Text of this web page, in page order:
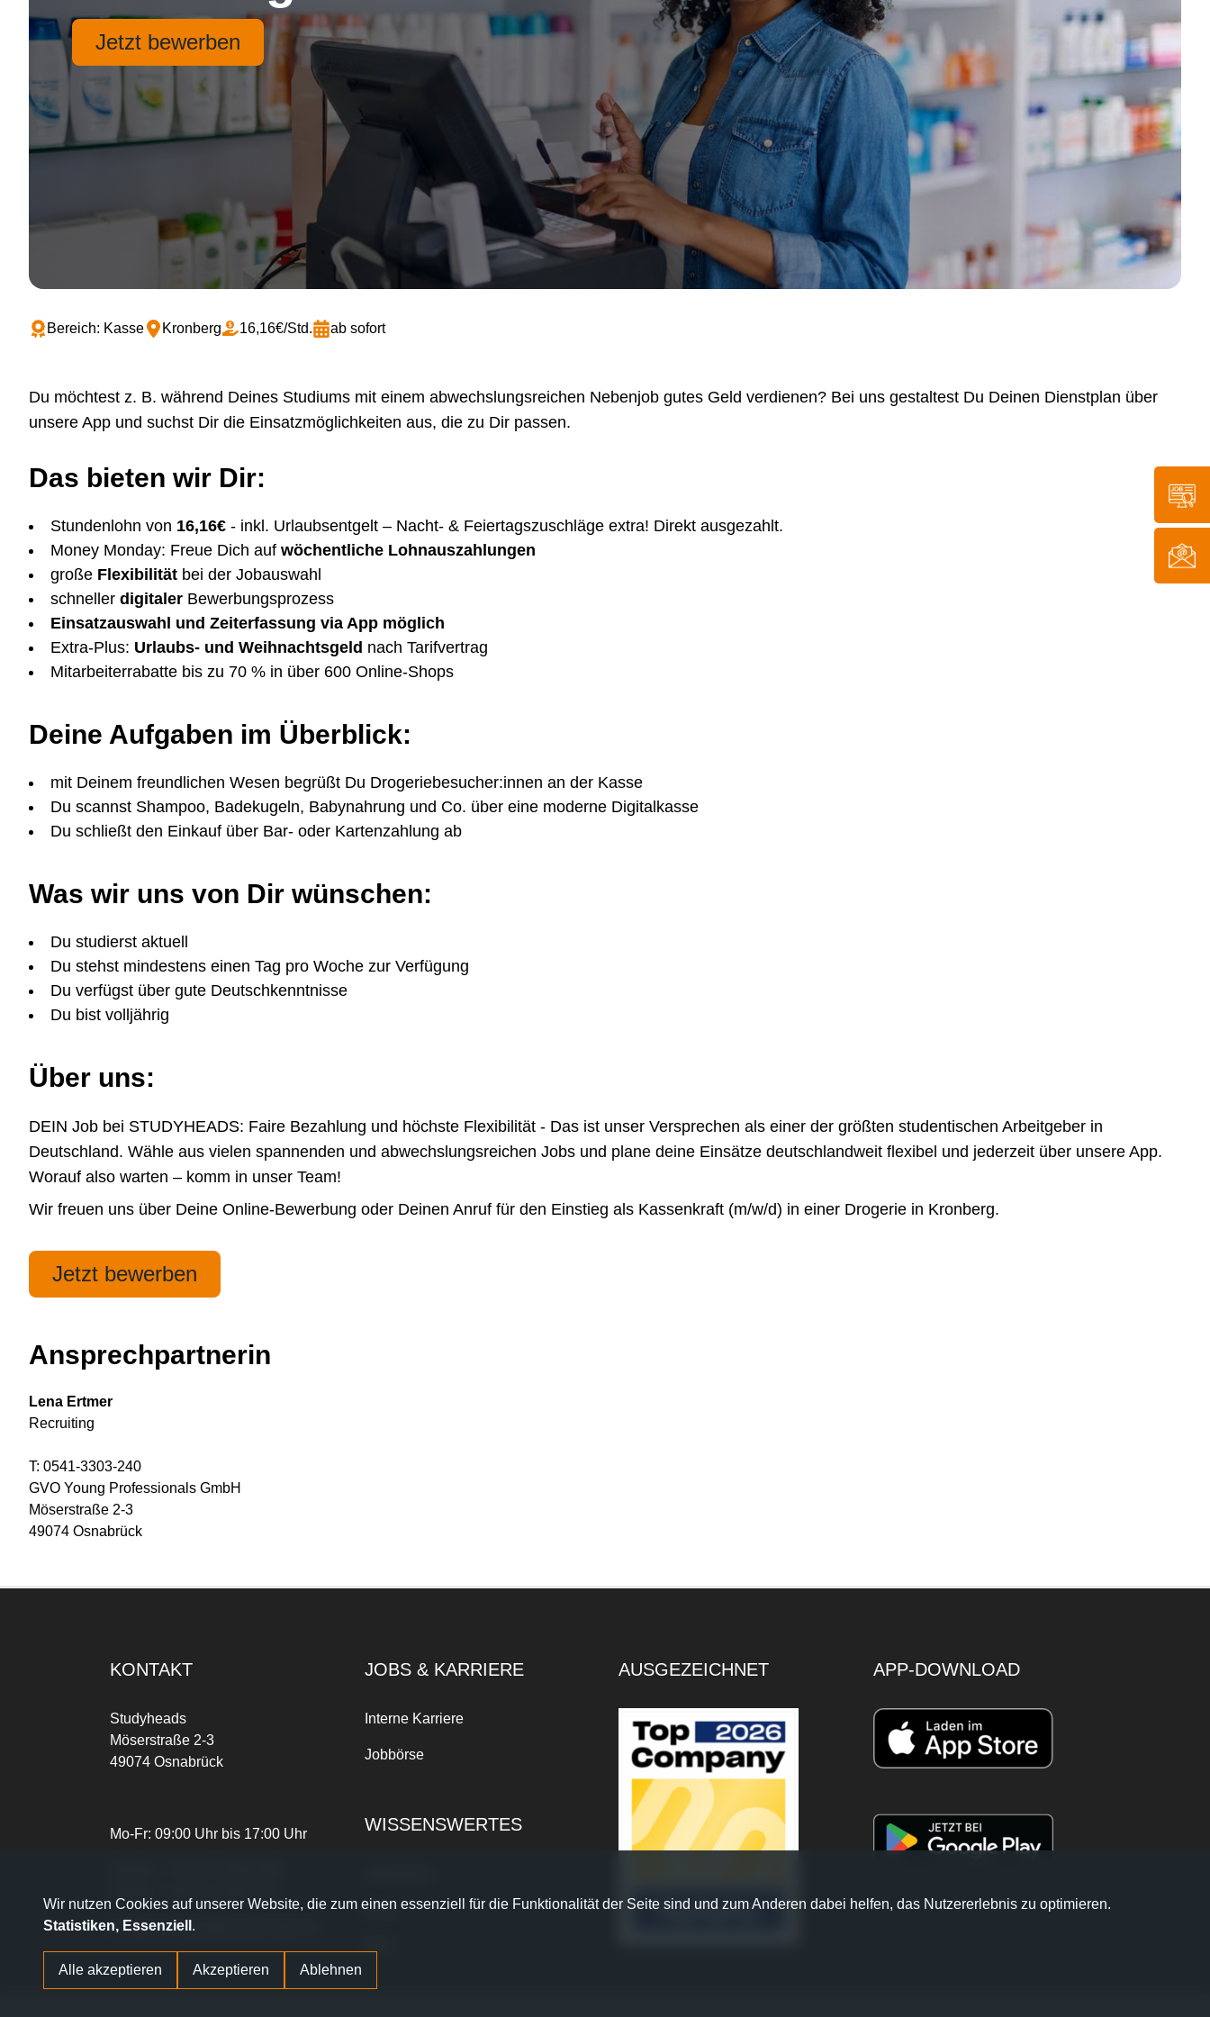
Jetzt bewerben
Kronberg
Bereich: Kasse 16,16€/Std. ab sofort
Du möchtest z. B. während Deines Studiums mit einem abwechslungsreichen Nebenjob gutes Geld verdienen? Bei uns gestaltest Du Deinen Dienstplan über
unsere App und suchst Dir die Einsatzmöglichkeiten aus, die zu Dir passen.
Das bieten wir Dir:
Stundenlohn von 16,16€ - inkl. Urlaubsentgelt – Nacht- & Feiertagszuschläge extra! Direkt ausgezahlt.
Money Monday: Freue Dich auf wöchentliche Lohnauszahlungen
große Flexibilität bei der Jobauswahl
schneller digitaler Bewerbungsprozess
Einsatzauswahl und Zeiterfassung via App möglich
Extra-Plus: Urlaubs- und Weihnachtsgeld nach Tarifvertrag
Mitarbeiterrabatte bis zu 70 % in über 600 Online-Shops
Deine Aufgaben im Überblick:
mit Deinem freundlichen Wesen begrüßt Du Drogeriebesucher:innen an der Kasse
Du scannst Shampoo, Badekugeln, Babynahrung und Co. über eine moderne Digitalkasse
Du schließt den Einkauf über Bar- oder Kartenzahlung ab
Was wir uns von Dir wünschen:
Du studierst aktuell
Du stehst mindestens einen Tag pro Woche zur Verfügung
Du verfügst über gute Deutschkenntnisse
Du bist volljährig
Über uns:
DEIN Job bei STUDYHEADS: Faire Bezahlung und höchste Flexibilität - Das ist unser Versprechen als einer der größten studentischen Arbeitgeber in
Deutschland. Wähle aus vielen spannenden und abwechslungsreichen Jobs und plane deine Einsätze deutschlandweit flexibel und jederzeit über unsere App.
Worauf also warten – komm in unser Team!
Wir freuen uns über Deine Online-Bewerbung oder Deinen Anruf für den Einstieg als Kassenkraft (m/w/d) in einer Drogerie in Kronberg.
Jetzt bewerben
Ansprechpartnerin
Lena Ertmer
Recruiting
T: 0541-3303-240
GVO Young Professionals GmbH
Möserstraße 2-3
49074 Osnabrück
KONTAKT
Studyheads
Möserstraße 2-3
49074 Osnabrück
Mo-Fr: 09:00 Uhr bis 17:00 Uhr
E-Mail:dein.job@studyheads.de
JOBS & KARRIERE
Interne Karriere
Jobbörse
WISSENSWERTES
Blog
AUSGEZEICHNET APP-DOWNLOAD
Wir nutzen Cookies auf unserer Website, die zum einen essenziell für die Funktionalität der Seite sind und zum Anderen dabei helfen, das Nutzererlebnis zu optimieren.
Statistiken, Essenziell .
Ablehnen
Alle akzeptieren Akzeptieren